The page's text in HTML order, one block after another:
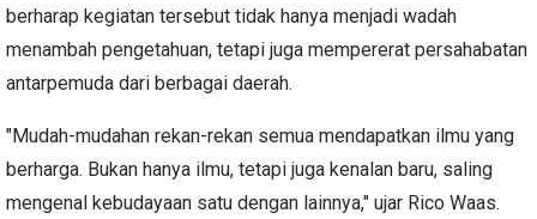
berharap kegiatan tersebut tidak hanya menjadi wadah
menambah pengetahuan, tetapi juga mempererat persahabatan
antarpemuda dari berbagai daerah.
"Mudah-mudahan rekan-rekan semua mendapatkan ilmu yang
berharga. Bukan hanya ilmu, tetapi juga kenalan baru, saling
mengenal kebudayaan satu dengan lainnya," ujar Rico Waas.